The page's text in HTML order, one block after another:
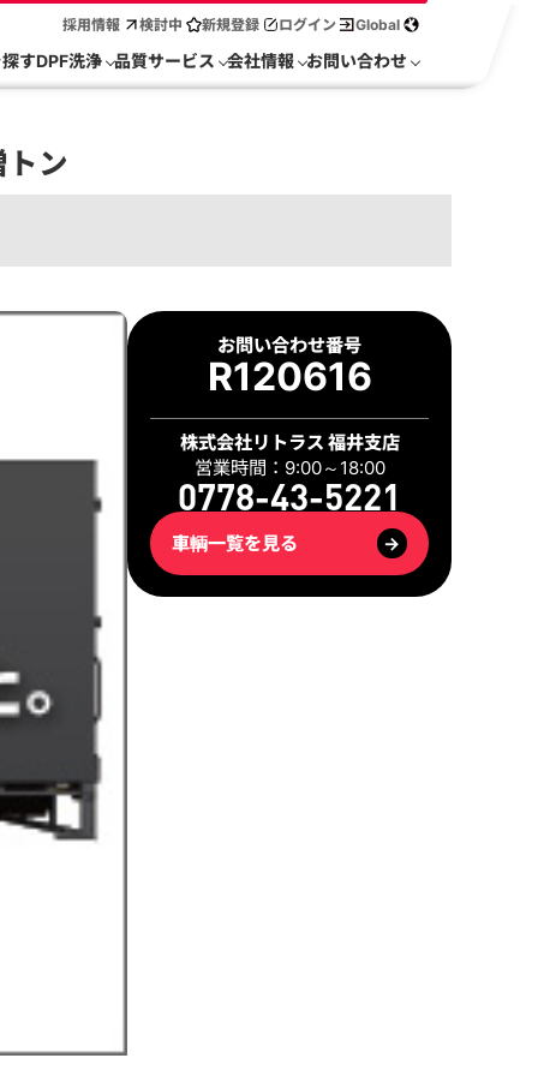
採用情報 検討中 新規登録 ログイン Global
すDPF洗浄 品質サービス 会社情報 お問い合わせ
ン
お問い合わせ番号
R120616
株式会社リトラス 福井支店
営業時間：9:00～18:00
0778-43-5221
車輌一覧を見る →